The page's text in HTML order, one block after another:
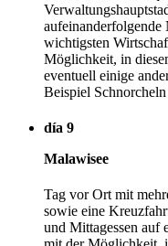
aufeinanderfolgende
wichtigsten
Möglichkeit, in
eventuell einige
Beispiel
día 9
Malawisee
Tag vor Ort mit
sowie eine
und Mittagessen auf